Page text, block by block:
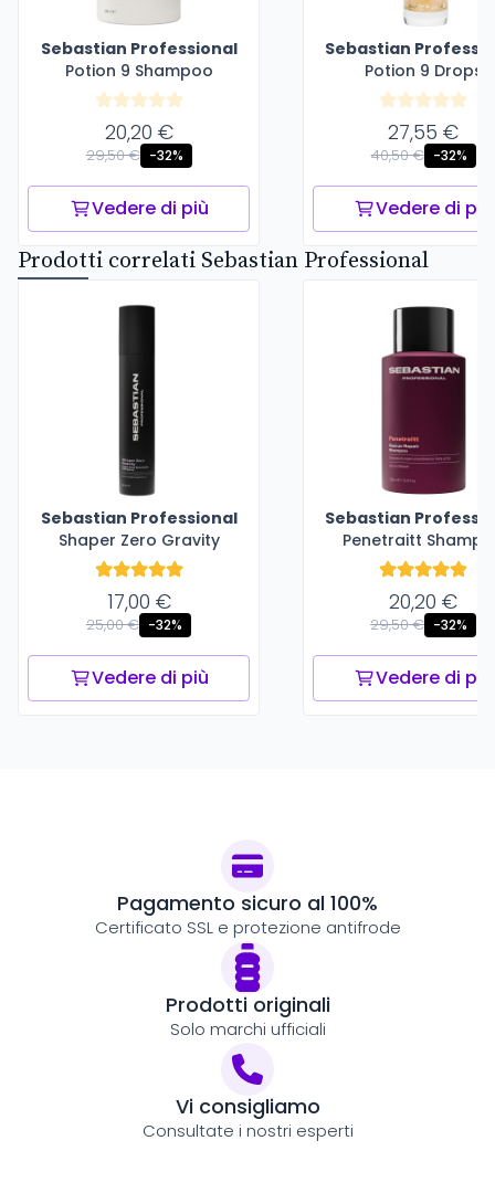
Sebastian Professional
Potion 9 Shampoo
20,20 €
29,50 € -32%
Vedere di più
Sebastian
Potion 9 Drops
27,55 €
40,50 € -32%
Vedere di più
Prodotti correlati Sebastian Professional
Sebastian Professional
Shaper Zero Gravity
17,00 €
25,00 € -32%
Vedere di più
Sebastian
Penetraitt
20,20 €
29,50 € -32%
Vedere di più
Pagamento sicuro al 100%
Certificato SSL e protezione antifrode
Prodotti originali
Solo marchi ufficiali
Vi consigliamo
Consultate i nostri esperti